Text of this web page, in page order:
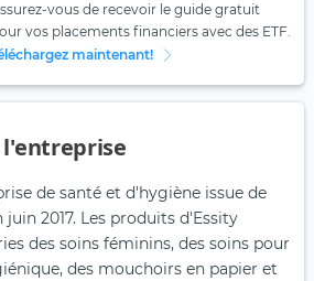
vous de recevoir le guide gratuit
vos placements financiers avec des ETF.
maintenant!
de santé et d'hygiène issue de
juin 2017. Les produits d'Essity
des soins féminins, des soins pour
des mouchoirs en papier et